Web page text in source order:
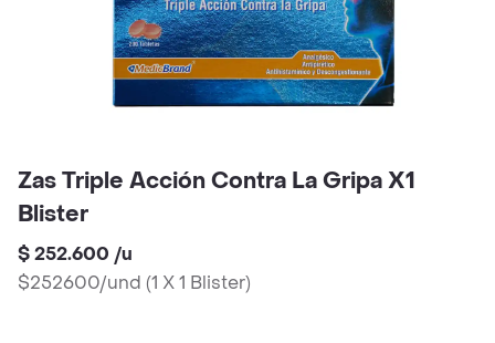
Zas Triple Acción Contra La Gripa X1
Blister
$ 252.600 /u
$252600/und (1 X 1 Blister)